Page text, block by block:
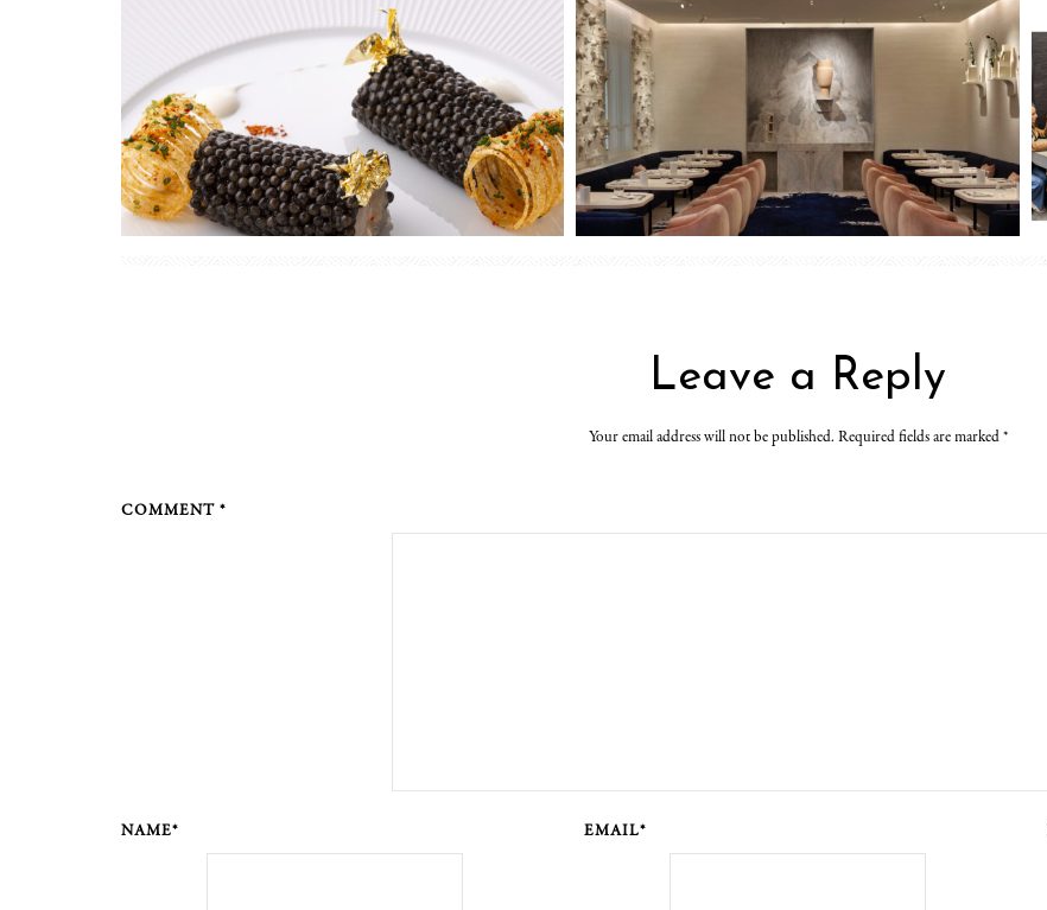
Leave a Reply
Your email address will not be published. Required fields are marked *
COMMENT *
NAME* EMAIL*